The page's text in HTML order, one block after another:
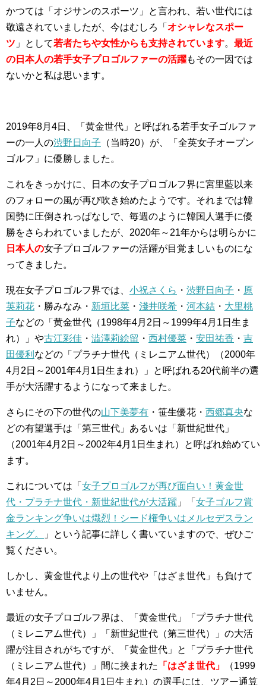
かつては「オジサンのスポーツ」と言われ、若い世代には
敬遠されていましたが、今はむしろ「 オシャレなスポー
ツ 」として若者たちや女性からも支持されています。 最近
の 日本人の若手女子プロゴルファーの活躍もその一因では
ないかと私は思います。
2019年8月4日、「黄金世代」と呼ばれる若手女子ゴルファ
ーの一人の渋野日向子 （当時20）が、「全英女子オープン
ゴルフ」に優勝しました。
これをきっかけに、日本の女子プロゴルフ界に宮里藍以来
のフォローの風が再び吹き始めたようです。それまでは韓
国勢に圧倒されっぱなしで、毎週のように韓国人選手に優
勝をさらわれていましたが、2020年～21年からは明らかに
日本人の女子プロゴルファーの活躍が目覚ましいものにな
ってきました。
現在女子プロゴルフ界では、 小祝さくら ・ 渋野日向子 ・ 原
英莉花 ・勝みなみ・ 新垣比菜 ・ 淺井咲希 ・ 河本結 ・ 大里桃
子などの「黄金世代（1998年4月2日～1999年4月1日生ま
れ）」や古江彩佳 ・ 澁澤莉絵留 ・ 西村優菜 ・ 安田祐香 ・ 吉
田優利 などの「プラチナ世代（ミレニアム世代）（2000年
4月2日～2001年4月1日生まれ）」と呼ばれる20代前半の選
手が大活躍するようになって来ました。
さらにその下の世代の山下美夢有 ・笹生優花・ 西郷真央な
どの有望選手は「第三世代」あるいは「新世紀世代」
（2001年4月2日～2002年4月1日生まれ）と呼ばれ始めてい
ます。
これについては「 女子プロゴルフが再び面白い！黄金世
代・プラチナ世代・新世紀世代が大活躍 」「 女子ゴルフ賞
金ランキング争いは熾烈！シード権争いはメルセデスラン
キング。
」という記事に詳しく書いていますので、ぜひご
覧ください。
しかし、黄金世代より上の世代や「はざま世代」も負けて
いません。
最近の女子プロゴルフ界は、「黄金世代」「プラチナ世代
（ミレニアム世代）」「新世紀世代（第三世代）」の大活
躍が注目されがちですが、「黄金世代」と「プラチナ世代
（ミレニアム世代）」間に挟まれた
「はざま世代」
（1999
年4月2日～2000年4月1日生まれ）の選手には、ツアー通算